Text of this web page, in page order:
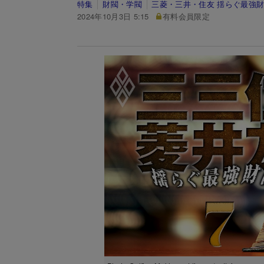
特集 財閥・学閥
三菱・三井・住友 揺らぐ最強
2024年10月3日 5:15
有料会員限定